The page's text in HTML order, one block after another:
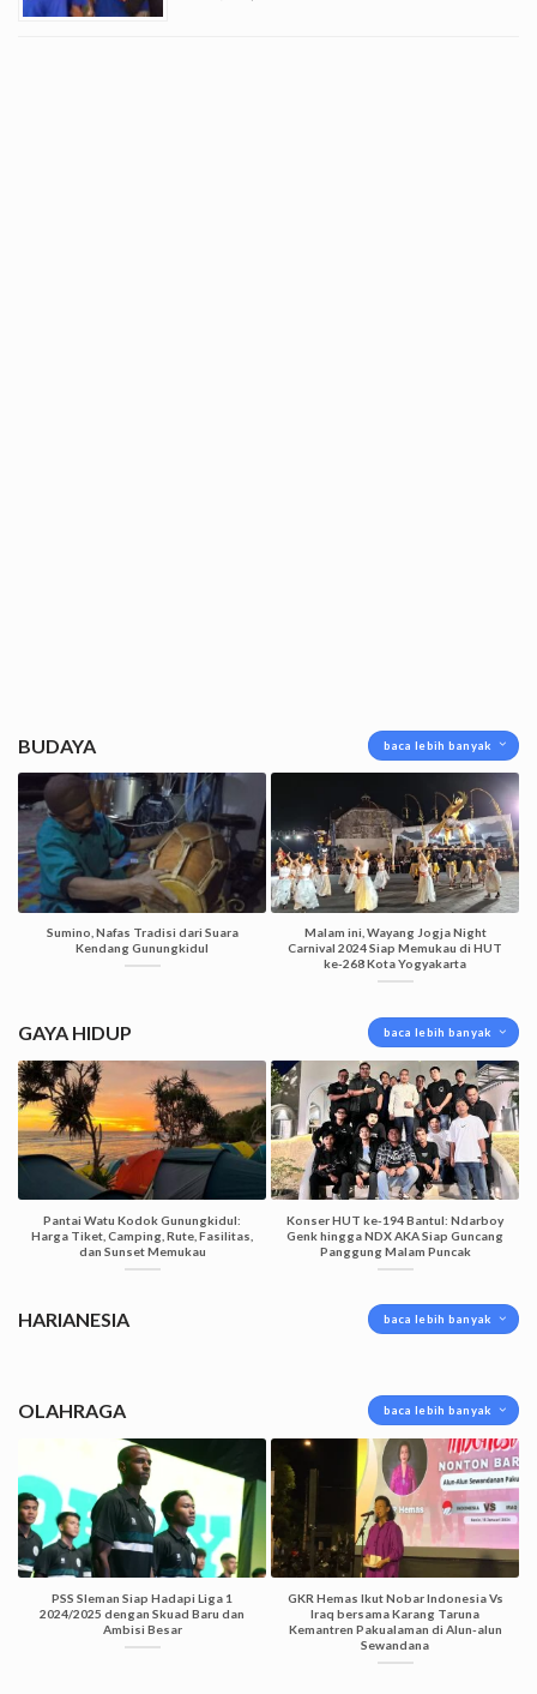
BUDAYA baca lebih banyak
Sumino, Nafas Tradisi dari Suara
Kendang Gunungkidul
Malam ini, Wayang Jogja Night
Carnival 2024 Siap Memukau di HUT
ke-268 Kota Yogyakarta
GAYA HIDUP baca lebih banyak
Pantai Watu Kodok Gunungkidul:
Harga Tiket, Camping, Rute, Fasilitas,
dan Sunset Memukau
Konser HUT ke-194 Bantul: Ndarboy
Genk hingga NDX AKA Siap Guncang
Panggung Malam Puncak
HARIANESIA baca lebih banyak
OLAHRAGA baca lebih banyak
PSS Sleman Siap Hadapi Liga 1
2024/2025 dengan Skuad Baru dan
Ambisi Besar
GKR Hemas Ikut Nobar Indonesia Vs
Iraq bersama Karang Taruna
Kemantren Pakualaman di Alun-alun
Sewandana